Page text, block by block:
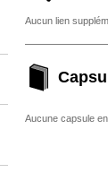
Aucun lien
Aucune capsule